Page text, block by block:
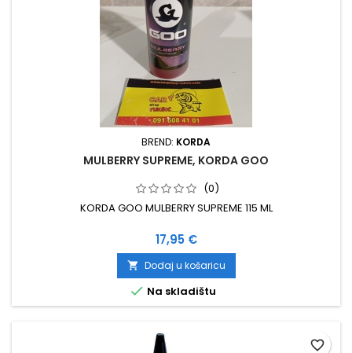
BREND: KORDA
MULBERRY SUPREME, KORDA GOO
(0)
KORDA GOO MULBERRY SUPREME 115 ML
Cijena
17,95 €
 Dodaj u košaricu
 Na skladištu
favorite_border